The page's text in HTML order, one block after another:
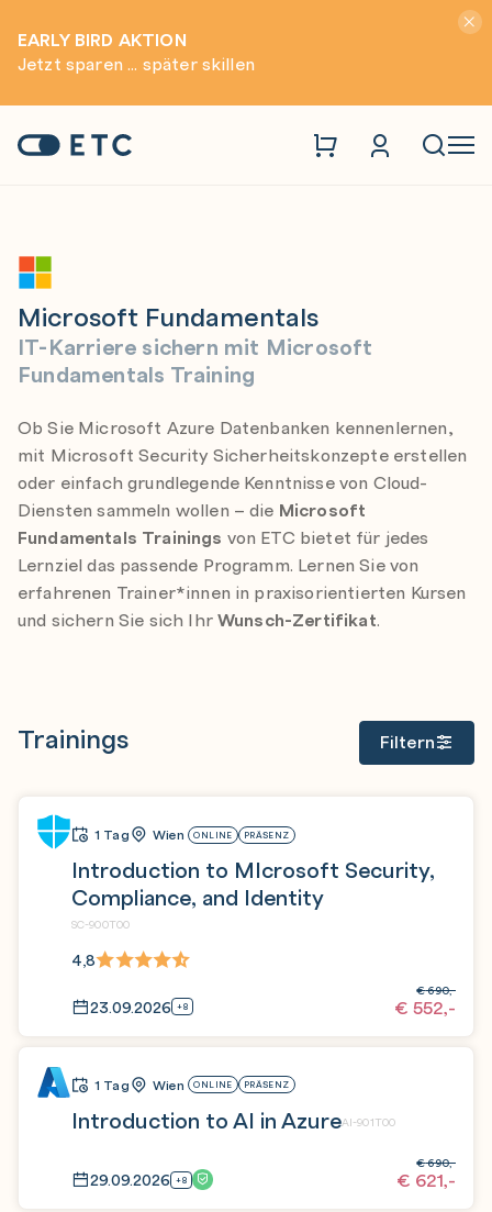
EARLY BIRD AKTION
Jetzt sparen ... später skillen
Startseite: ETC
Microsoft Microsoft Fundamentals
Microsoft Fundamentals
IT-Karriere sichern mit Microsoft
Fundamentals Training
Ob Sie Microsoft Azure Datenbanken kennenlernen,
mit Microsoft Security Sicherheitskonzepte erstellen
oder einfach grundlegende Kenntnisse von Cloud-
Diensten sammeln wollen – die Microsoft
Fundamentals Trainings von ETC bietet für jedes
Lernziel das passende Programm. Lernen Sie von
erfahrenen Trainer*innen in praxisorientierten Kursen
und sichern Sie sich IhrWunsch-Zertifikat.
Trainings Filtern
1 Tag Wien ONLINE PRÄSENZ
Introduction to MIcrosoft Security,
Compliance, and Identity
SC-900T00
4,8
23.09.2026 +8 € 552,-
€690,-
1 Tag Wien ONLINE PRÄSENZ
Introduction to AI in AzureAI-901T00
29.09.2026 +8 € 621,-
€690,-